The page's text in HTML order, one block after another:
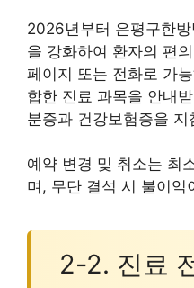
2026년부터 은평구한
을 강화하여 환자의 편
페이지 또는 전화로 가
합한 진료 과목을 안내
분증과 건강보험증을 지
예약 변경 및 취소는 최
며, 무단 결석 시 불이익
2-2. 진료